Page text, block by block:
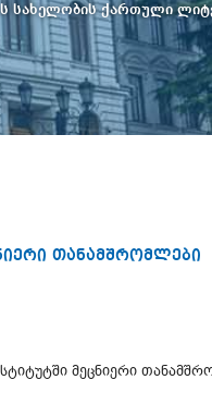
სახელობის ქართული
თანამშრომლები
მეცნიერი